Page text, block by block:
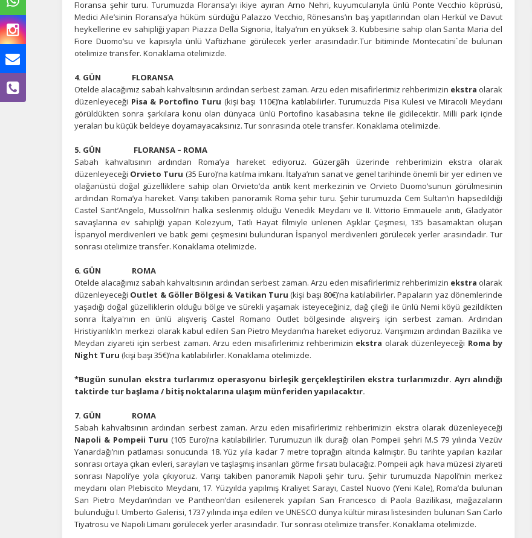
ÇEREZ KULLANIM AYARLARINIZ
Çerez tercihlerinizibelirleyin.
izin vermemeyi seçebilirsiniz ancak bu durumda sitemiz umduğumuz gibi çalışmaya
Daha fazla bilgi için KVKK bilgilendirmemizi çerez kullanım
gizlilik koşullarını
inceleyebilirsiniz.
Oturum yönetimi, güvenlik ve temel site işlevleri için gereklidir. Bu
çerezler olmadan site düzgün çalışmaz ve devre dışı bırakılamaz.
İstatistik Çerezleri
Ziyaretçilerin siteyi nasıl kullandığını anonim olarak ölçeriz. Hangi
Pazarlama Çerezleri
Size ve ilgi alanlarınıza uygun reklamlar göstermek için kullanılır.
Kapatırsanız reklamları görmeye devam edersiniz, ancak daha az
alakalı olabilirler.
Floransa şehir turu. Turumuzda Floransa’yı ikiye ayıran Arno Nehri, kuyumcularıyla ünlü Ponte Vecchio köprüsü,
Medici Aile’sinin Floransa’ya hüküm sürdüğü Palazzo Vecchio, Rönesans’ın baş yapıtlarından olan Herkül ve Davut
heykellerine ev sahipliği yapan Piazza Della Signoria, İtalya’nın en yüksek 3. Kubbesine sahip olan Santa Maria del
Fiore Duomo’su ve kapısıyla ünlü Vaftizhane görülecek yerler arasındadır.Tur bitiminde Montecatini`de bulunan
otelimize transfer. Konaklama otelimizde.
4. GÜN FLORANSA
Otelde alacağımız sabah kahvaltısının ardından serbest zaman. Arzu eden misafirlerimiz rehberimizin ekstra olarak
düzenleyeceği Pisa & Portofino Turu (kişi başı 110€)’na katılabilirler. Turumuzda Pisa Kulesi ve Miracoli Meydanı
görüldükten sonra şarkılara konu olan dünyaca ünlü Portofino kasabasına tekne ile gidilecektir. Milli park içinde
yeralan bu küçük beldeye doyamayacaksınız. Tur sonrasında otele transfer. Konaklama otelimizde.
5. GÜN FLORANSA – ROMA
Sabah kahvaltısının ardından Roma’ya hareket ediyoruz. Güzergâh üzerinde rehberimizin ekstra olarak
düzenleyeceği Orvieto Turu (35 Euro)’na katılma imkanı. İtalya’nın sanat ve genel tarihinde önemli bir yer edinen ve
olağanüstü doğal güzelliklere sahip olan Orvieto’da antik kent merkezinin ve Orvieto Duomo’sunun görülmesinin
ardından Roma’ya hareket. Varışı takiben panoramik Roma şehir turu. Şehir turumuzda Cem Sultan’ın hapsedildiği
Castel Sant’Angelo, Mussoli’nin halka seslenmiş olduğu Venedik Meydanı ve II. Vittorio Emmauele anıtı, Gladyatör
savaşlarına ev sahipliği yapan Kolezyum, Tatlı Hayat filmiyle ünlenen Aşıklar Çeşmesi, 135 basamaktan oluşan
İspanyol merdivenleri ve batık gemi çeşmesini bulunduran İspanyol merdivenleri görülecek yerler arasındadır. Tur
sonrası otelimize transfer. Konaklama otelimizde.
6. GÜN ROMA
Otelde alacağımız sabah kahvaltısının ardından serbest zaman. Arzu eden misafirlerimiz rehberimizin ekstra olarak
düzenleyeceği Outlet & Göller Bölgesi & Vatikan Turu(kişi başı 80€)’na katılabilirler. Papaların yaz dönemlerinde
yaşadığı doğal güzelliklerin olduğu bölge ve sürekli yaşamak isteyeceğiniz, dağ çileği ile ünlü Nemi köyü gezildikten
sonra İtalya'nın en ünlü alışveriş Castel Romano Outlet bölgesinde alışveirş için serbest zaman. Ardından
Hristiyanlık’ın merkezi olarak kabul edilen San Pietro Meydanı’na hareket ediyoruz. Varışımızın ardından Bazilika ve
Meydan ziyareti için serbest zaman. Arzu eden misafirlerimiz rehberimizin ekstra olarak düzenleyeceği Roma by
Night Turu (kişi başı 35€)’na katılabilirler. Konaklama otelimizde.
*Bugün sunulan ekstra turlarımız operasyonu birleşik gerçekleştirilen ekstra turlarımızdır. Ayrı alındığı
taktirde tur başlama / bitiş noktalarına ulaşım münferiden yapılacaktır.
7. GÜN ROMA
Sabah kahvaltısının ardından serbest zaman. Arzu eden misafirlerimiz rehberimizin ekstra olarak düzenleyeceği
Napoli & Pompeii Turu(105 Euro)’na katılabilirler. Turumuzun ilk durağı olan Pompeii şehri M.S 79 yılında Vezüv
Yanardağı’nın patlaması sonucunda 18. Yüz yıla kadar 7 metre toprağın altında kalmıştır. Bu tarihte yapılan kazılar
sonrası ortaya çıkan evleri, sarayları ve taşlaşmış insanları görme fırsatı bulacağız. Pompeii açık hava müzesi ziyareti
sonrası Napoli’ye yola çıkıyoruz. Varışı takiben panoramik Napoli şehir turu. Şehir turumuzda Napoli’nin merkez
meydanı olan Plebiscito Meydanı, 17. Yüzyılda yapılmış Kraliyet Sarayı, Castel Nuovo (Yeni Kale), Roma’da bulunan
San Pietro Meydan’ından ve Pantheon’dan esilenerek yapılan San Francesco di Paola Bazilikası, mağazaların
bulunduğu I. Umberto Galerisi, 1737 yılında inşa edilen ve UNESCO dünya kültür mirası listesinden bulunan San Carlo
Tiyatrosu ve Napoli Limanı görülecek yerler arasındadır. Tur sonrası otelimize transfer. Konaklama otelimizde.